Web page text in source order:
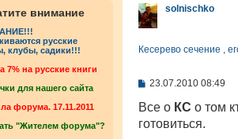
внимание
русские
клубы, садики!!!
7% на русские книги
для нашего сайта
форума. 17.11.2011
"Жителем форума"?
solnischko
Кесерево сечение ,
С
о
щ
23.07.2010 08:49
Все о КС о том
готовиться.